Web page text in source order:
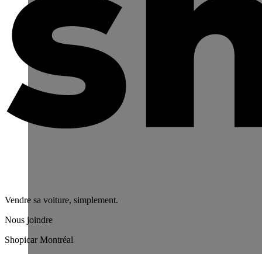
Vendre sa voiture, simplement.
Nous joindre
Shopicar Montréal